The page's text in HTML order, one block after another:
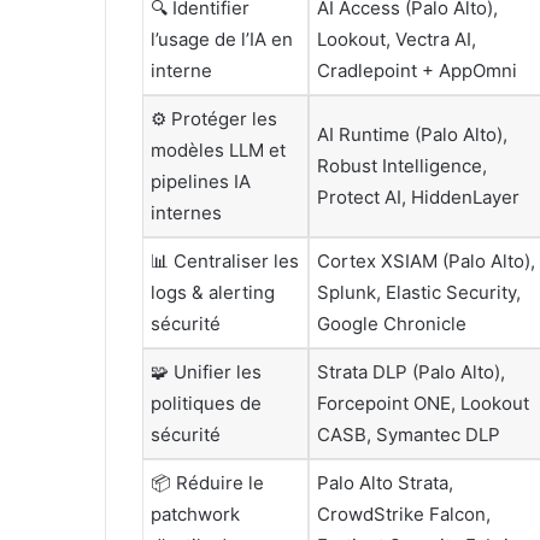
🔍 Identifier
l’usage de l’IA en
interne
AI Access (Palo Alto),
Lookout, Vectra AI,
Cradlepoint + AppOmni
⚙️ Protéger les
modèles LLM et
pipelines IA
internes
AI Runtime (Palo Alto),
Robust Intelligence,
Protect AI, HiddenLayer
📊 Centraliser les
logs & alerting
sécurité
Cortex XSIAM (Palo Alto),
Splunk, Elastic Security,
Google Chronicle
🧩 Unifier les
politiques de
sécurité
Strata DLP (Palo Alto),
Forcepoint ONE, Lookout
CASB, Symantec DLP
📦 Réduire le
patchwork
Palo Alto Strata,
CrowdStrike Falcon,